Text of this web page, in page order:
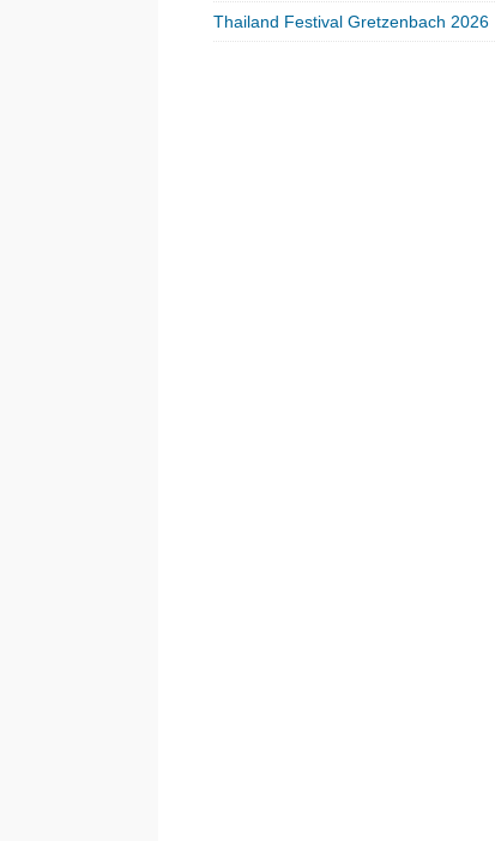
Thailand Festival Gretzenbach 2026